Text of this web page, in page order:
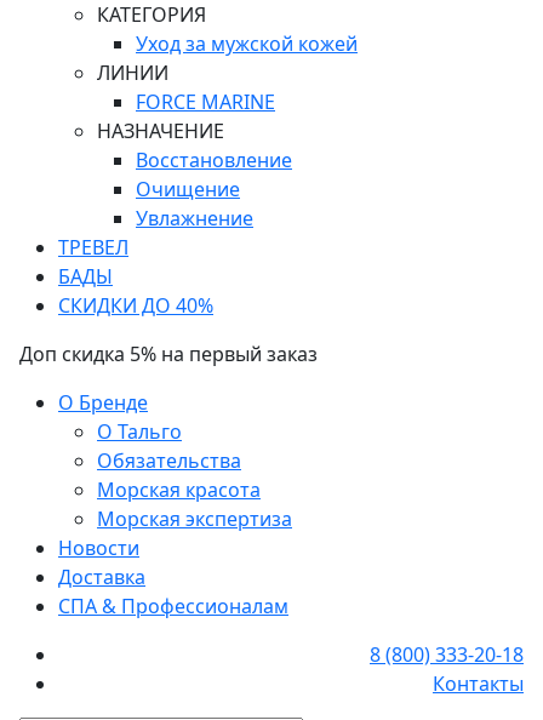
КАТЕГОРИЯ
Уход за мужской кожей
ЛИНИИ
FORCE MARINE
НАЗНАЧЕНИЕ
Восстановление
Очищение
Увлажнение
ТРЕВЕЛ
БАДЫ
СКИДКИ ДО 40%
Доп скидка 5% на первый заказ
О Бренде
О Тальго
Обязательства
Морская красота
Морская экспертиза
Новости
Доставка
СПА & Профессионалам
8 (800) 333-20-18
Контакты